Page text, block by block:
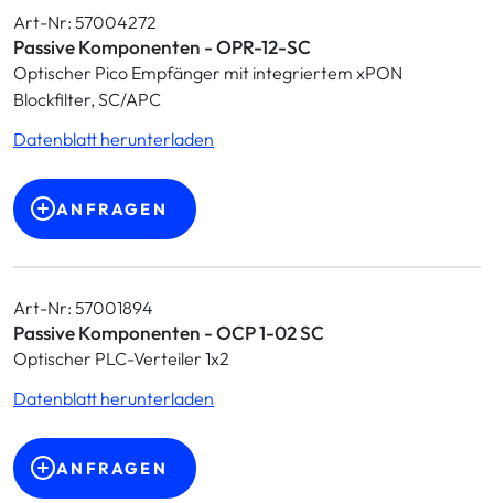
Art-Nr: 57004272
Passive Komponenten - OPR-12-SC
Optischer Pico Empfänger mit integriertem xPON
Blockfilter, SC/APC
Datenblatt herunterladen
ANFRAGEN
Art-Nr: 57001894
Passive Komponenten - OCP 1-02 SC
Optischer PLC-Verteiler 1x2
Datenblatt herunterladen
ANFRAGEN